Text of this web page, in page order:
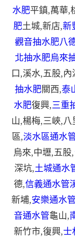
水肥平鎮,萬華,
肥土城,新店,新
觀音抽水肥八
北抽水肥烏來
口 ,溪水,五股,內
抽水肥關西,泰
水肥復興,三重
山,楊梅,三峽,八
區,淡水區通水
烏來,中壢,五股,
深坑,土城通水
德,信義通水管
新埔,安樂通水管
音通水管龜山,
新竹市,復興,士